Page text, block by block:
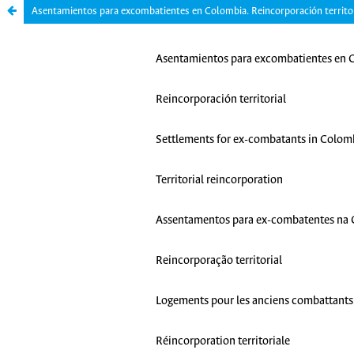
Asentamientos para excombatientes en Colombia. Reincorporación